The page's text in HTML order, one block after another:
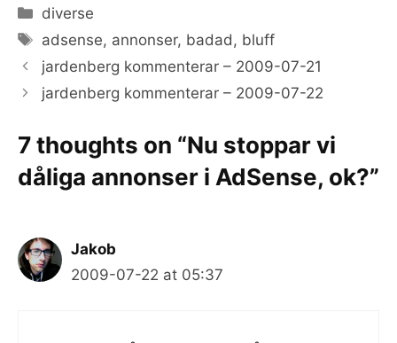
Categories
diverse
Tags
adsense, annonser, badad, bluff
jardenberg kommenterar – 2009-07-21
jardenberg kommenterar – 2009-07-22
7 thoughts on “Nu stoppar vi
dåliga annonser i AdSense, ok?”
Jakob
2009-07-22 at 05:37